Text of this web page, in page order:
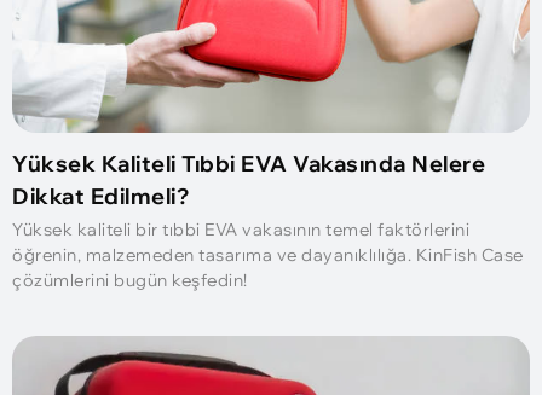
Yüksek Kaliteli Tıbbi EVA Vakasında Nelere
Dikkat Edilmeli?
Yüksek kaliteli bir tıbbi EVA vakasının temel faktörlerini
öğrenin, malzemeden tasarıma ve dayanıklılığa. KinFish Case
çözümlerini bugün keşfedin!